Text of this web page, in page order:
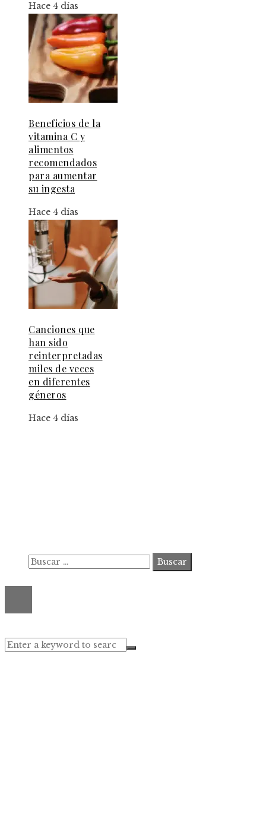
Hace 4 días
Beneficios de la
vitamina C y
alimentos
recomendados
para aumentar
su ingesta
Hace 4 días
Canciones que
han sido
reinterpretadas
miles de veces
en diferentes
géneros
Hace 4 días
Buscar: